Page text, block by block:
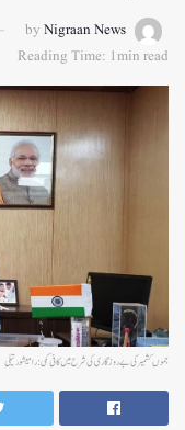
by Nigraan News
Reading Time: 1min read
جموں کشمیر کی بے روزگاری کی شرح میں کافی کمی: رامیشور تیلی